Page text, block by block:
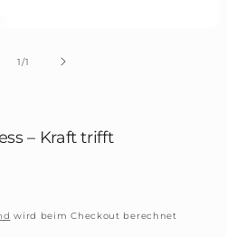
1/von
1
– Kraft trifft
wird beim Checkout berechnet